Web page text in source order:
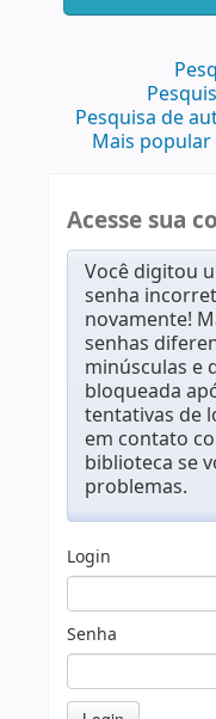
Pesquisa de
Mais popular
Acesse sua
Você digitou
senha
novamente!
senhas
minúsculas e
bloqueada
tentativas de
em contato
biblioteca se
problemas.
Login
Senha